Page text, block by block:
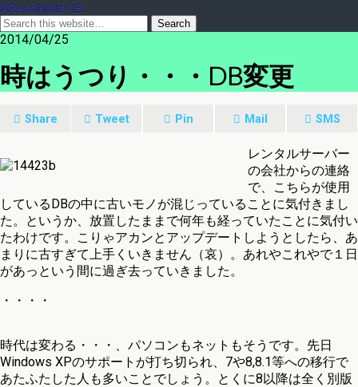
ARecoNote 15
2014/04/25
時はうつり・・・DB変更
Share Tweet Pin Mail SMS
レンタルサーバー
の会社からの連絡
で、こちらが使用
しているDBの中に古いモノが混じっていることに気付きまし
た。というか、放置したままで何年も経っていたことに気付い
たわけです。こりゃアカンとアップデートしようとしたら、あ
まりに古すぎて上手くいきません（哀）。あれやこれやで１日
があっという間に過ぎ去っていきました。
・・・・
時代は変わる・・・、パソコンもネットもそうです。先日
Windows XPのサポートが打ち切られ、7や8,8.1等への移行で
あたふたした人も多いことでしょう。とくに8以降は全く別版